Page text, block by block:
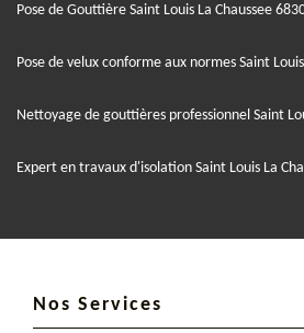
Pose de Gouttière Saint Louis La Chaussee
Pose de velux conforme aux normes Saint
Nettoyage de gouttières professionnel Saint
Expert en travaux d'isolation Saint Louis La
Nos Services